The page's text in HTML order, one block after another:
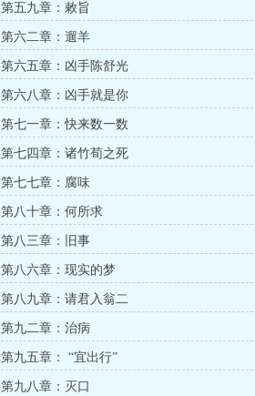
第五九章：敕旨
第六二章：遛羊
第六五章：凶手陈舒光
第六八章：凶手就是你
第七一章：快来数一数
第七四章：诸竹荀之死
第七七章：腐味
第八十章：何所求
第八三章：旧事
第八六章：现实的梦
第八九章：请君入翁二
第九二章：治病
第九五章： “宜出行”
第九八章：灭口